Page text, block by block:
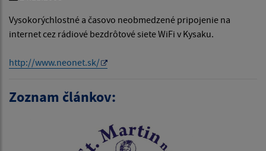
Vysokorýchlostné a časovo neobmedzené pripojenie na
internet cez rádiové bezdrôtové siete WiFi v Kysaku.
http://www.neonet.sk/
Zoznam článkov: